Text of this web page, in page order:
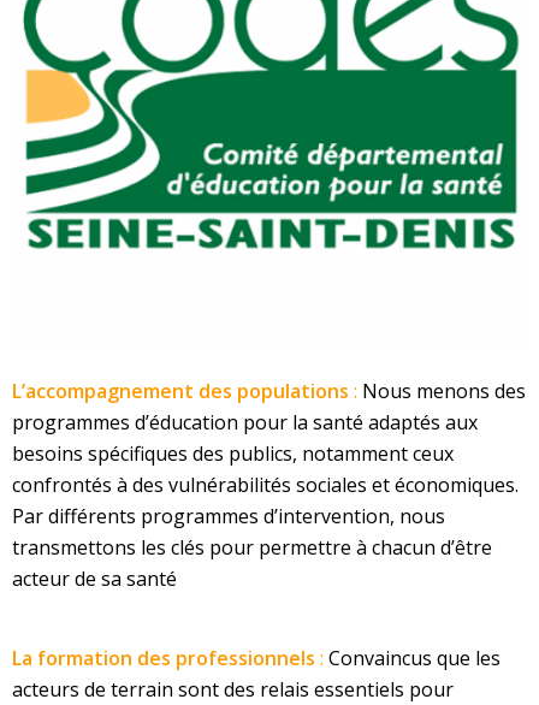
L’accompagnement des populations : Nous menons des
programmes d’éducation pour la santé adaptés aux
besoins spécifiques des publics, notamment ceux
confrontés à des vulnérabilités sociales et économiques.
Par différents programmes d’intervention, nous
transmettons les clés pour permettre à chacun d’être
acteur de sa santé
La formation des professionnels : Convaincus que les
acteurs de terrain sont des relais essentiels pour